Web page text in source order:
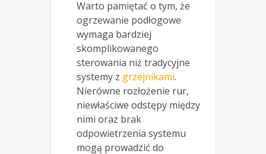
Warto pamiętać o tym, że
ogrzewanie podłogowe
wymaga bardziej
skomplikowanego
sterowania niż tradycyjne
systemy z grzejnikami.
Nierówne rozłożenie rur,
niewłaściwe odstępy między
nimi oraz brak
odpowietrzenia systemu
mogą prowadzić do